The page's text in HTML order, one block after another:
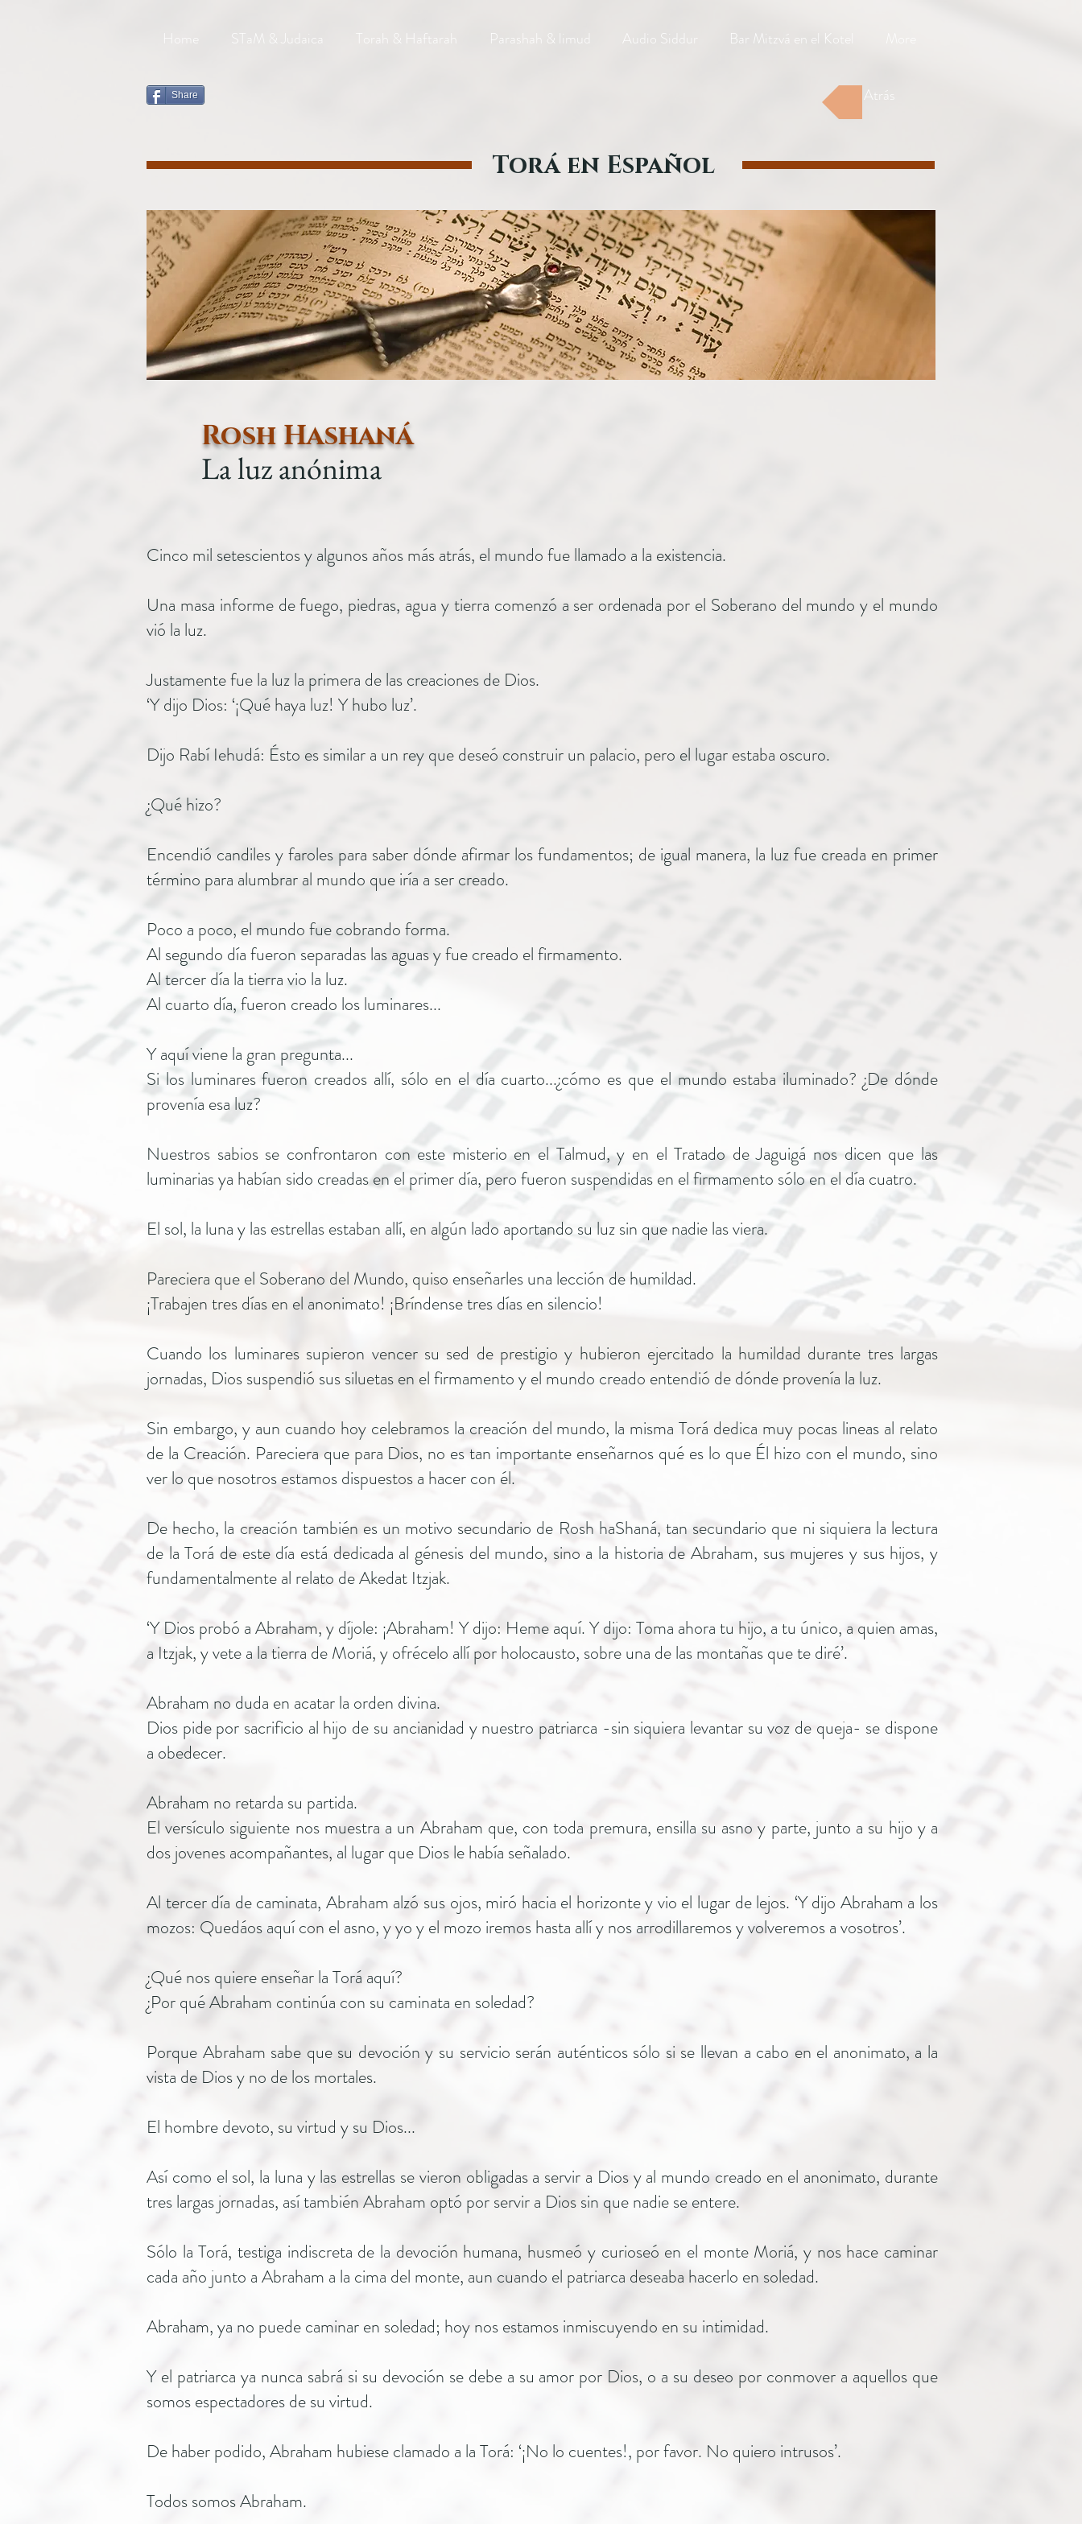
Home STaM & Judaica Torah & Haftarah Parashah & limud Audio Siddur Bar Mitzvá en el Kotel
Share Atrás
Torá en Español
Rosh Hashaná
La luz anónima
Cinco mil setescientos y algunos años más atrás, el mundo fue llamado a la existencia.
Una masa informe de fuego, piedras, agua y tierra comenzó a ser ordenada por el Soberano del mundo y el mundo
vió la luz.
Justamente fue la luz la primera de las creaciones de Dios.
‘Y dijo Dios: ‘¡Qué haya luz! Y hubo luz’.
Dijo Rabí Iehudá: Ésto es similar a un rey que deseó construir un palacio, pero el lugar estaba oscuro.
¿Qué hizo?
Encendió candiles y faroles para saber dónde afirmar los fundamentos; de igual manera, la luz fue creada en primer
término para alumbrar al mundo que iría a ser creado.
Poco a poco, el mundo fue cobrando forma.
Al segundo día fueron separadas las aguas y fue creado el firmamento.
Al tercer día la tierra vio la luz.
Al cuarto día, fueron creado los luminares...
Y aquí viene la gran pregunta...
Si los luminares fueron creados allí, sólo en el día cuarto...¿cómo es que el mundo estaba iluminado? ¿De dónde
provenía esa luz?
Nuestros sabios se confrontaron con este misterio en el Talmud, y en el Tratado de Jaguigá nos dicen que las
luminarias ya habían sido creadas en el primer día, pero fueron suspendidas en el firmamento sólo en el día cuatro.
El sol, la luna y las estrellas estaban allí, en algún lado aportando su luz sin que nadie las viera.
Pareciera que el Soberano del Mundo, quiso enseñarles una lección de humildad.
¡Trabajen tres días en el anonimato! ¡Bríndense tres días en silencio!
Cuando los luminares supieron vencer su sed de prestigio y hubieron ejercitado la humildad durante tres largas
jornadas, Dios suspendió sus siluetas en el firmamento y el mundo creado entendió de dónde provenía la luz.
Sin embargo, y aun cuando hoy celebramos la creación del mundo, la misma Torá dedica muy pocas lineas al relato
de la Creación. Pareciera que para Dios, no es tan importante enseñarnos qué es lo que Él hizo con el mundo, sino
ver lo que nosotros estamos dispuestos a hacer con él.
De hecho, la creación también es un motivo secundario de Rosh haShaná, tan secundario que ni siquiera la lectura
de la Torá de este día está dedicada al génesis del mundo, sino a la historia de Abraham, sus mujeres y sus hijos, y
fundamentalmente al relato de Akedat Itzjak.
‘Y Dios probó a Abraham, y díjole: ¡Abraham! Y dijo: Heme aquí. Y dijo: Toma ahora tu hijo, a tu único, a quien amas,
a Itzjak, y vete a la tierra de Moriá, y ofrécelo allí por holocausto, sobre una de las montañas que te diré’.
Abraham no duda en acatar la orden divina.
Dios pide por sacrificio al hijo de su ancianidad y nuestro patriarca -sin siquiera levantar su voz de queja- se dispone
a obedecer.
Abraham no retarda su partida.
El versículo siguiente nos muestra a un Abraham que, con toda premura, ensilla su asno y parte, junto a su hijo y a
dos jovenes acompañantes, al lugar que Dios le había señalado.
Al tercer día de caminata, Abraham alzó sus ojos, miró hacia el horizonte y vio el lugar de lejos. ‘Y dijo Abraham a los
mozos: Quedáos aquí con el asno, y yo y el mozo iremos hasta allí y nos arrodillaremos y volveremos a vosotros’.
¿Qué nos quiere enseñar la Torá aquí?
¿Por qué Abraham continúa con su caminata en soledad?
Porque Abraham sabe que su devoción y su servicio serán auténticos sólo si se llevan a cabo en el anonimato, a la
vista de Dios y no de los mortales.
El hombre devoto, su virtud y su Dios...
Así como el sol, la luna y las estrellas se vieron obligadas a servir a Dios y al mundo creado en el anonimato, durante
tres largas jornadas, así también Abraham optó por servir a Dios sin que nadie se entere.
Sólo la Torá, testiga indiscreta de la devoción humana, husmeó y curioseó en el monte Moriá, y nos hace caminar
cada año junto a Abraham a la cima del monte, aun cuando el patriarca deseaba hacerlo en soledad.
Abraham, ya no puede caminar en soledad; hoy nos estamos inmiscuyendo en su intimidad.
Y el patriarca ya nunca sabrá si su devoción se debe a su amor por Dios, o a su deseo por conmover a aquellos que
somos espectadores de su virtud.
De haber podido, Abraham hubiese clamado a la Torá: ‘¡No lo cuentes!, por favor. No quiero intrusos’.
Todos somos Abraham.